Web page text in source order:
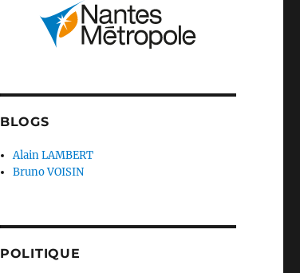
BLOGS
Alain LAMBERT
Bruno VOISIN
POLITIQUE